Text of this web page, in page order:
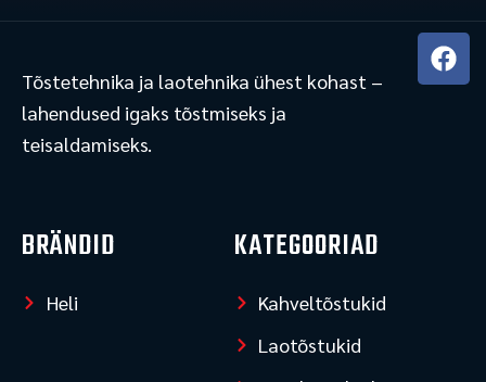
Tõstetehnika ja laotehnika ühest kohast –
lahendused igaks tõstmiseks ja
teisaldamiseks.
F
a
BRÄNDID
Heli
KATEGOORIAD
Kahveltõstukid
Laotõstukid